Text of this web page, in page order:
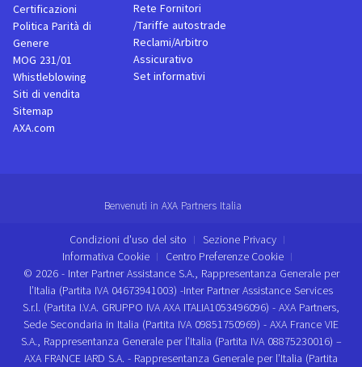
Certificazioni
Politica Parità di
Genere
MOG 231/01
Whistleblowing
Siti di vendita
Sitemap
AXA.com
Rete Fornitori
/Tariffe autostrade
Reclami/Arbitro
Assicurativo
Set informativi
Benvenuti in AXA Partners Italia
Condizioni d'uso del sito
Sezione Privacy
Informativa Cookie
Centro Preferenze Cookie
© 2026 - Inter Partner Assistance S.A., Rappresentanza Generale per
l’Italia (Partita IVA 04673941003) -Inter Partner Assistance Services
S.r.l. (Partita I.V.A. GRUPPO IVA AXA ITALIA1053496096) - AXA Partners,
Sede Secondaria in Italia (Partita IVA 09851750969) - AXA France VIE
S.A., Rappresentanza Generale per l’Italia (Partita IVA 08875230016) –
AXA FRANCE IARD S.A. - Rappresentanza Generale per l’Italia (Partita